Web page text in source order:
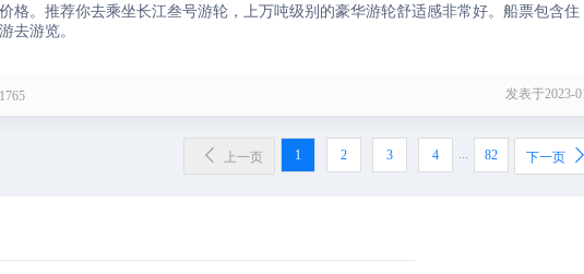
格。推荐你去乘坐长江叁号游轮，上万吨级别的豪华游轮舒适感非常好。船票包含住
去游览。
1765 发表于2023-
 上一页 1 2 3 4 ... 82 下一页 